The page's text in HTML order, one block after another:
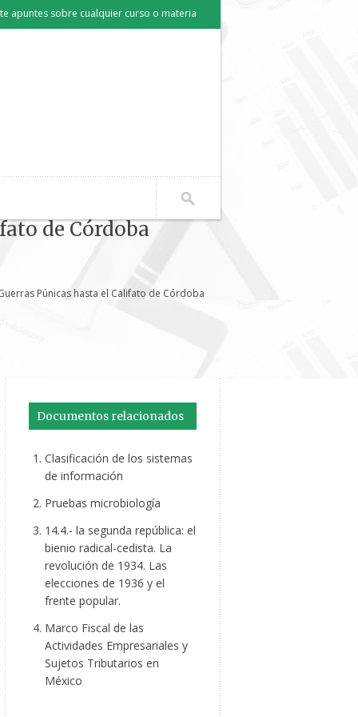
apuntes sobre cualquier curso o materia
de Córdoba
Púnicas hasta el Califato de Córdoba
Documentos relacionados
Clasificación de los sistemas
de información
Pruebas microbiología
14.4.- la segunda república: el
bienio radical-cedista. La
revolución de 1934. Las
elecciones de 1936 y el
frente popular.
Marco Fiscal de las
Actividades Empresariales y
Sujetos Tributarios en
México